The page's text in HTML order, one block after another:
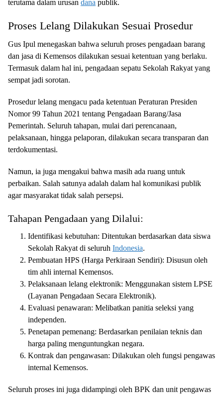
terutama dalam urusan dana publik.
Proses Lelang Dilakukan Sesuai Prosedur
Gus Ipul menegaskan bahwa seluruh proses pengadaan barang
dan jasa di Kemensos dilakukan sesuai ketentuan yang berlaku.
Termasuk dalam hal ini, pengadaan sepatu Sekolah Rakyat yang
sempat jadi sorotan.
Prosedur lelang mengacu pada ketentuan Peraturan Presiden
Nomor 99 Tahun 2021 tentang Pengadaan Barang/Jasa
Pemerintah. Seluruh tahapan, mulai dari perencanaan,
pelaksanaan, hingga pelaporan, dilakukan secara transparan dan
terdokumentasi.
Namun, ia juga mengakui bahwa masih ada ruang untuk
perbaikan. Salah satunya adalah dalam hal komunikasi publik
agar masyarakat tidak salah persepsi.
Tahapan Pengadaan yang Dilalui:
Identifikasi kebutuhan: Ditentukan berdasarkan data siswa
Sekolah Rakyat di seluruh Indonesia.
Pembuatan HPS (Harga Perkiraan Sendiri): Disusun oleh
tim ahli internal Kemensos.
Pelaksanaan lelang elektronik: Menggunakan sistem LPSE
(Layanan Pengadaan Secara Elektronik).
Evaluasi penawaran: Melibatkan panitia seleksi yang
independen.
Penetapan pemenang: Berdasarkan penilaian teknis dan
harga paling menguntungkan negara.
Kontrak dan pengawasan: Dilakukan oleh fungsi pengawas
internal Kemensos.
Seluruh proses ini juga didampingi oleh BPK dan unit pengawas